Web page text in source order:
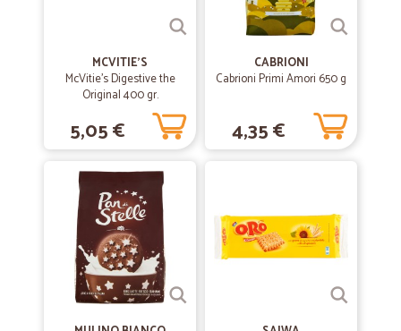
MCVITIE'S
McVitie's Digestive the
Original 400 gr.
5,05 €
CABRIONI
Cabrioni Primi Amori 650 g
4,35 €